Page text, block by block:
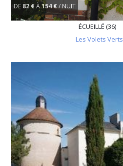
DE 82 €À154 €/ NUIT
ÉCUEILLÉ (36)
Les Volets Verts